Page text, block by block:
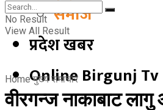
समाज
प्रदेश खबर
Online Birgunj Tv
No Result
View All Result
Home मुख्य समाचार
वीरगन्ज नाकाबाट